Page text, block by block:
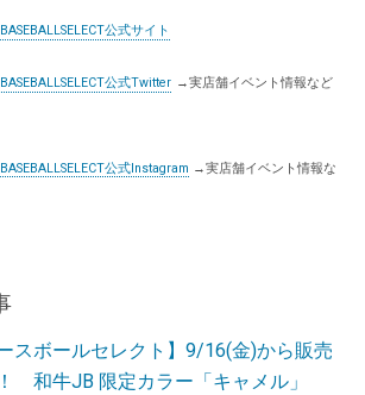
公式サイト
公式Twitter →実店舗イベント情報など
公式Instagram →実店舗イベント情報な
ースボールセレクト】9/16(金)から販売
和牛JB 限定カラー「キャメル」